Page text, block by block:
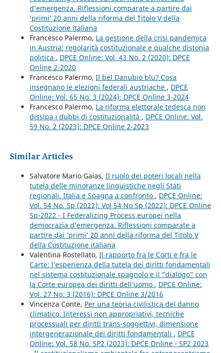
d’emergenza. Riflessioni comparate a partire dai
‘primi’ 20 anni della riforma del Titolo V della
Costituzione italiana
Francesco Palermo, La gestione della crisi pandemica
in Austria: regolarità costituzionale e qualche distonia
politica , DPCE Online: Vol. 43 No. 2 (2020): DPCE
Online 2-2020
Francesco Palermo, Il bel Danubio blu? Cosa
insegnano le elezioni federali austriache , DPCE
Online: Vol. 65 No. 3 (2024): DPCE Online 3-2024
Francesco Palermo, La riforma elettorale tedesca non
dissipa i dubbi di costituzionalità , DPCE Online: Vol.
59 No. 2 (2023): DPCE Online 2-2023
Similar Articles
Salvatore Mario Gaias, Il ruolo dei poteri locali nella
tutela delle minoranze linguistiche negli Stati
regionali. Italia e Spagna a confronto , DPCE Online:
Vol. 54 No. Sp (2022): Vol 54 No Sp (2022): DPCE Online
Sp-2022 - I Federalizing Process europei nella
democrazia d’emergenza. Riflessioni comparate a
partire dai ‘primi’ 20 anni della riforma del Titolo V
della Costituzione italiana
Valentina Rostellato, Il rapporto fra le Corti e fra le
Carte: l’esperienza della tutela dei diritti fondamentali
nel sistema costituzionale spagnolo e il “dialogo” con
la Corte europea dei diritti dell’uomo , DPCE Online:
Vol. 27 No. 3 (2016): DPCE Online 3/2016
Vincenza Conte, Per una teoria civilistica del danno
climatico. Interessi non appropriativi, tecniche
processuali per diritti trans-soggettivi, dimensione
intergenerazionale dei diritti fondamentali , DPCE
Online: Vol. 58 No. SP2 (2023): DPCE Online - SP2 2023